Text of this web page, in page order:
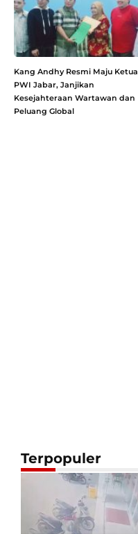
Kang Andhy Resmi Maju Ketua
PWI Jabar, Janjikan
Kesejahteraan Wartawan dan
Peluang Global
Terpopuler